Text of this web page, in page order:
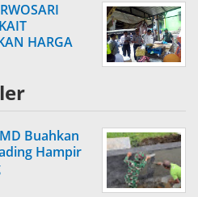
HARGA
Buahkan
Hampir